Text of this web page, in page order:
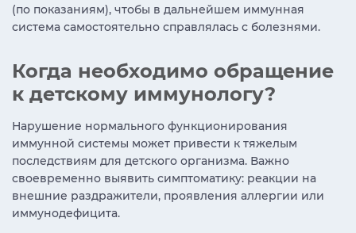
(по показаниям), чтобы в дальнейшем иммунная
система самостоятельно справлялась с болезнями.
Когда необходимо обращение
к детскому иммунологу?
Нарушение нормального функционирования
иммунной системы может привести к тяжелым
последствиям для детского организма. Важно
своевременно выявить симптоматику: реакции на
внешние раздражители, проявления аллергии или
иммунодефицита.